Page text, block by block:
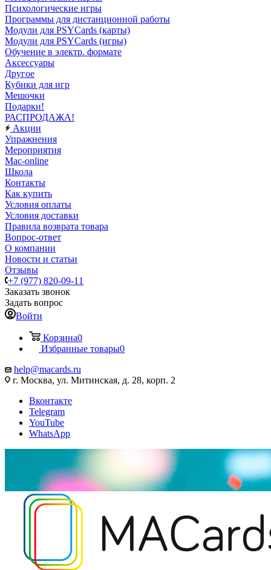
Психологические игры
Программы для дистанционной работы
Модули для PSYCards (карты)
Модули для PSYCards (игры)
Обучение в электр. формате
Аксессуары
Другое
Кубики для игр
Мешочки
Подарки!
РАСПРОДАЖА!
Акции
Упражнения
Мероприятия
Mac-online
Школа
Контакты
Как купить
Условия оплаты
Условия доставки
Правила возврата товара
Вопрос-ответ
О компании
Новости и статьи
Отзывы
+7 (977) 820-09-11
Заказать звонок
Задать вопрос
Войти
Корзина0
Избранные товары0
help@macards.ru
г. Москва, ул. Митинская, д. 28, корп. 2
Вконтакте
Telegram
YouTube
WhatsApp